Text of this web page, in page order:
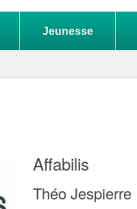
Jeunesse
Affabilis
Théo Jespierre